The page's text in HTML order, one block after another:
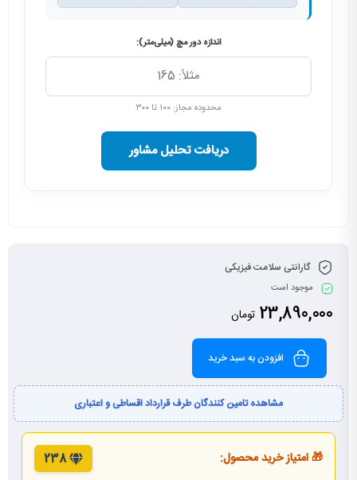
اندازه دور مچ (میلی‌متر):
محدوده مجاز: ۱۰۰ تا ۳۰۰
دریافت تحلیل مشاور
گارانتی سلامت فیزیکی
موجود است
23,890,000 تومان
افزودن به سبد خرید
مشاهده تامین کنندگان طرف قرارداد اقساطی و اعتباری
🎁 امتیاز خرید محصول: 238